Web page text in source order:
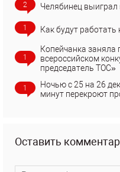
2 Челябинец
1 Как будут
1
Копейчанка заняла
всероссийском
председатель ТОС»
1
Ночью с 25 на 26
минут перекроют
Оставить